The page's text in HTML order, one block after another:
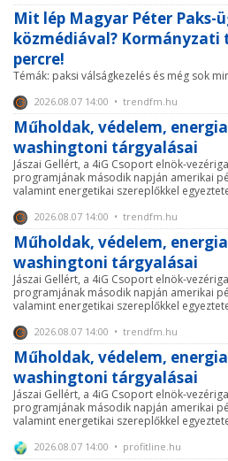
Mit lép Magyar Péter Paks-
közmédiával?
percre!
Témák: paksi válságkezelés és még sok
2026.08.07 14:00 • trendfm.hu
Műholdak, védelem,
washingtoni tárgyalásai
Jászai Gellért, a 4iG Csoport elnök-
programjának második napján amerikai
valamint energetikai szereplőkkel
2026.08.07 14:00 • trendfm.hu
Műholdak, védelem,
washingtoni tárgyalásai
Jászai Gellért, a 4iG Csoport elnök-
programjának második napján amerikai
valamint energetikai szereplőkkel
2026.08.07 14:00 • trendfm.hu
Műholdak, védelem,
washingtoni tárgyalásai
Jászai Gellért, a 4iG Csoport elnök-
programjának második napján amerikai
valamint energetikai szereplőkkel
2026.08.07 14:00 • profitline.hu